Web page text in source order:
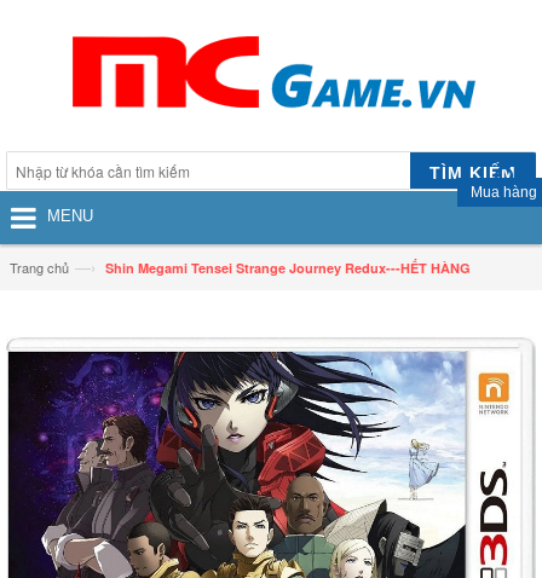
TÌM KIẾM
Mua hàng
MENU
Trang chủ —› Shin Megami Tensei Strange Journey Redux---HẾT HÀNG